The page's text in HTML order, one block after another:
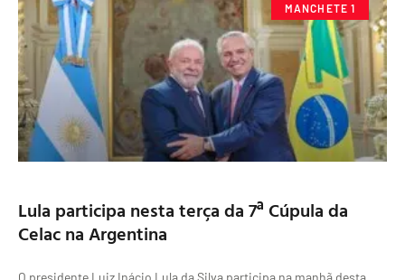
MANCHETE 1
Lula participa nesta terça da 7ª Cúpula da
Celac na Argentina